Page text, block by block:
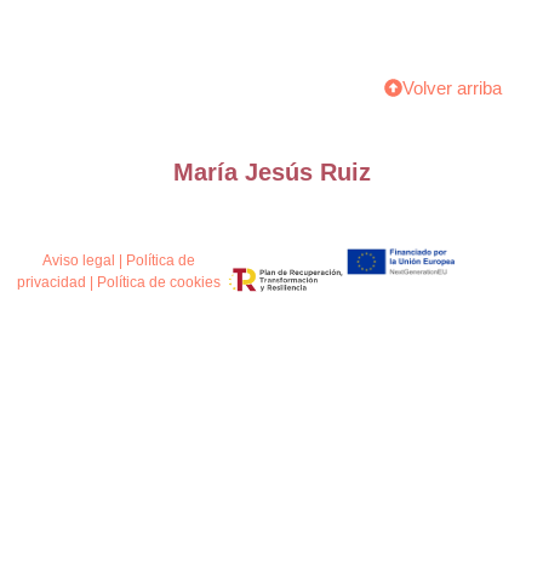
Volver arriba
María Jesús Ruiz
Aviso legal
Política de
privacidad
Política de cookies